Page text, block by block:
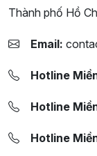
Thành phố Hồ
Email:
Hotline
Hotline
Hotline